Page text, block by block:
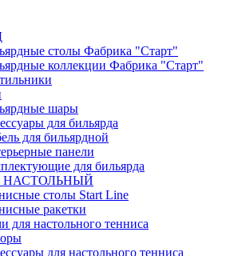
столы Фабрика "Старт"
коллекции Фабрика "Старт"
шары
для бильярда
для бильярдной
панели
для бильярда
НАСТОЛЬНЫЙ
столы Start Line
ракетки
для настольного тенниса
для настольного тенниса